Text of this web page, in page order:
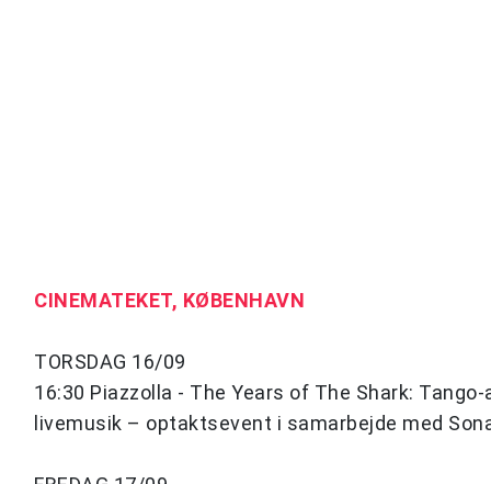
CINEMATEKET, KØBENHAVN
TORSDAG 16/09
16:30 Piazzolla - The Years of The Shark:
livemusik – optaktsevent i samarbejde med